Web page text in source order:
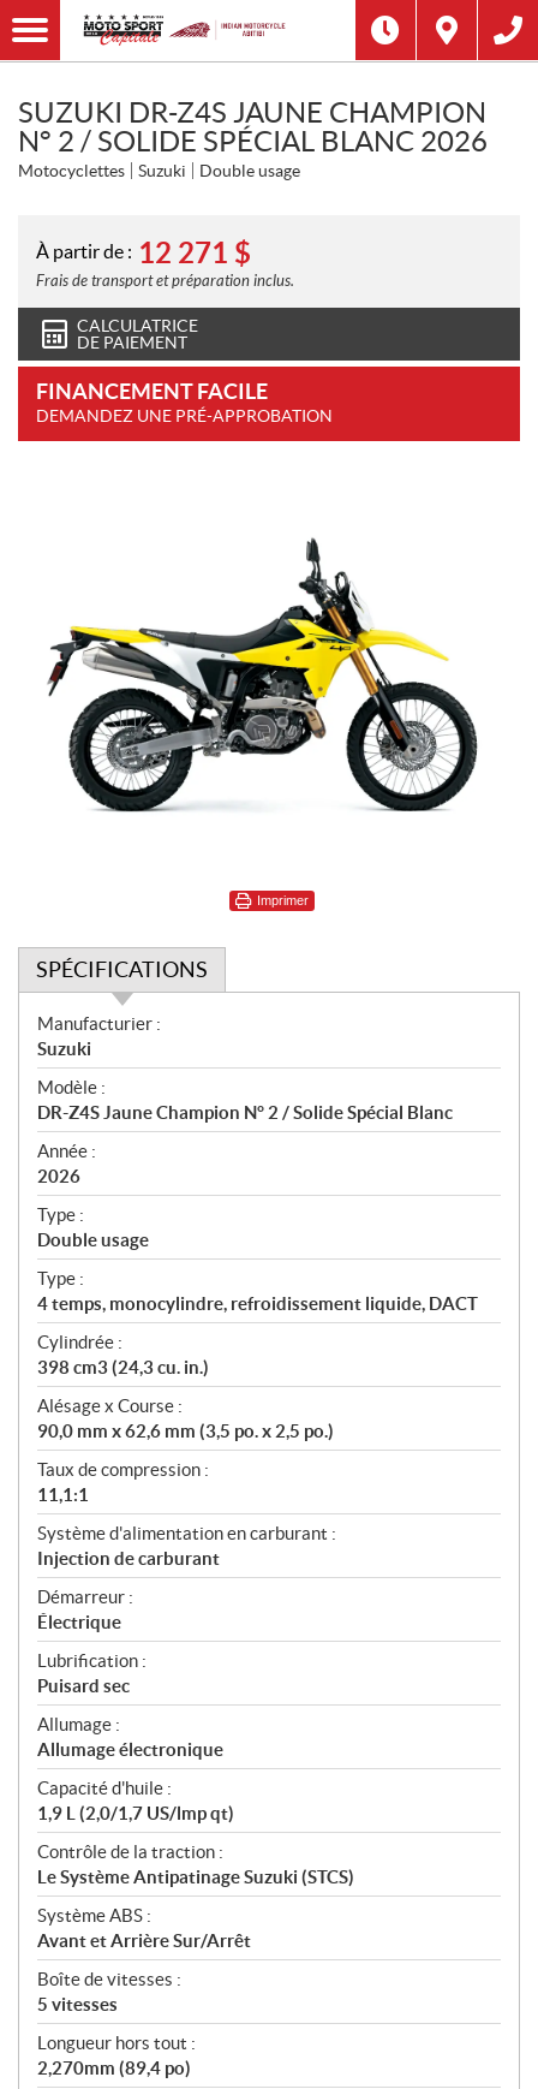
SUZUKI DR-Z4S JAUNE CHAMPION
N° 2 / SOLIDE SPÉCIAL BLANC 2026
Motocyclettes Suzuki Double usage
À partir de : 12 271 $
Frais de transport et préparation inclus.
CALCULATRICE
DE PAIEMENT
FINANCEMENT FACILE
DEMANDEZ UNE PRÉ-APPROBATION
Imprimer
SPÉCIFICATIONS
S
p
é
c
i
f
i
c
a
t
i
o
n
s
Manufacturier :
Suzuki
Modèle :
DR-Z4S Jaune Champion N° 2 / Solide Spécial Blanc
Année :
2026
Type :
Double usage
Type :
4 temps, monocylindre, refroidissement liquide, DACT
Cylindrée :
398 cm3 (24,3 cu. in.)
Alésage x Course :
90,0 mm x 62,6 mm (3,5 po. x 2,5 po.)
Taux de compression :
11,1:1
Système d'alimentation en carburant :
Injection de carburant
Démarreur :
Électrique
Lubrification :
Puisard sec
Allumage :
Allumage électronique
Capacité d'huile :
1,9 L (2,0/1,7 US/lmp qt)
Contrôle de la traction :
Le Système Antipatinage Suzuki (STCS)
Système ABS :
Avant et Arrière Sur/Arrêt
Boîte de vitesses :
5 vitesses
Longueur hors tout :
2,270mm (89,4 po)